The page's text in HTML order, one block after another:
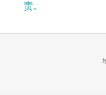
责。